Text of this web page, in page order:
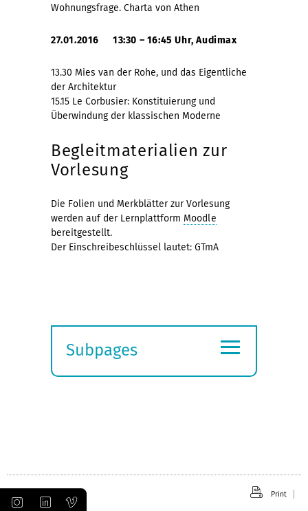
Wohnungsfrage. Charta von Athen
27.01.2016 13:30 – 16:45 Uhr, Audimax
13.30 Mies van der Rohe, und das Eigentliche
der Architektur
15.15 Le Corbusier: Konstituierung und
Überwindung der klassischen Moderne
Begleitmaterialien zur
Vorlesung
Die Folien und Merkblätter zur Vorlesung
werden auf der Lernplattform Moodle
bereitgestellt.
Der Einschreibeschlüssel lautet: GTmA
Subpages
≡
Print